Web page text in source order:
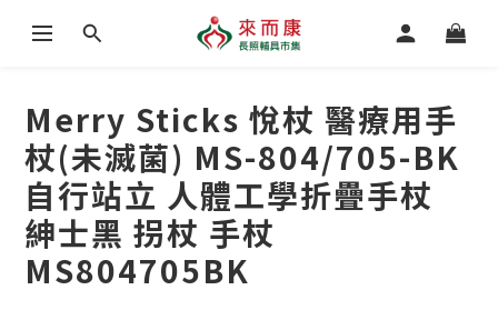
Merry Sticks 悅杖 醫療用手
杖(未滅菌) MS-804/705-BK
自行站立 人體工學折疊手杖
紳士黑 拐杖 手杖
MS804705BK